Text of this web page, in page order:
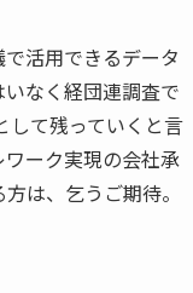
活用できるデータ
なく経団連調査で
して残っていくと言
ーク実現の会社承
は、乞うご期待。